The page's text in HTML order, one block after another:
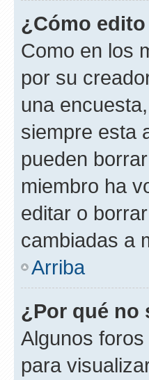
¿Cómo
Como en los
por su
una
siempre esta
pueden
miembro ha
editar o
cambiadas a
Arriba
¿Por qué no
Algunos
para